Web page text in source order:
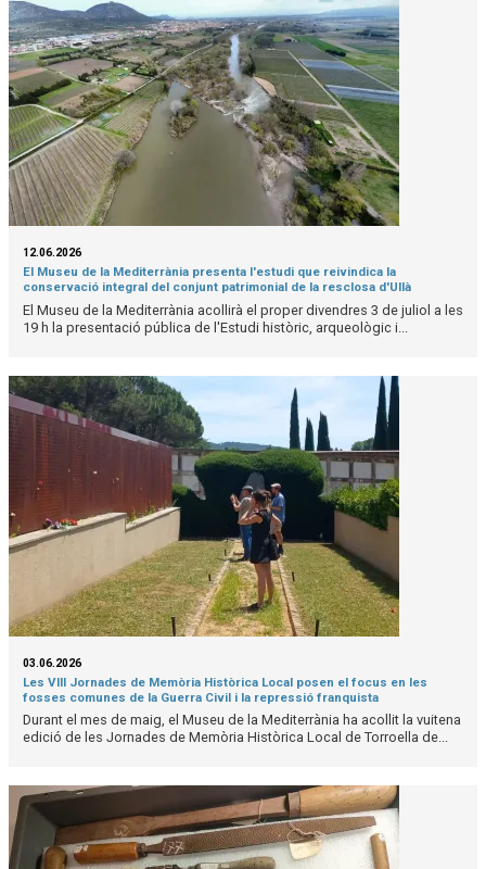
12.06.2026
El Museu de la Mediterrània presenta l'estudi que reivindica la
conservació integral del conjunt patrimonial de la resclosa d'Ullà
El Museu de la Mediterrània acollirà el proper divendres 3 de juliol a les
19 h la presentació pública de l'Estudi històric, arqueològic i...
03.06.2026
Les VIII Jornades de Memòria Històrica Local posen el focus en les
fosses comunes de la Guerra Civil i la repressió franquista
Durant el mes de maig, el Museu de la Mediterrània ha acollit la vuitena
edició de les Jornades de Memòria Històrica Local de Torroella de...